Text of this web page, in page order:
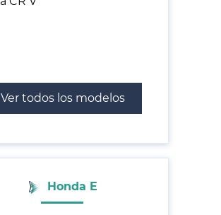
Ver todos los modelos
Honda E